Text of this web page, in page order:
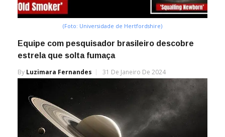
(Foto: Universidade de Hertfordshire)
Equipe com pesquisador brasileiro descobre
estrela que solta fumaça
By Luzimara Fernandes 31 De Janeiro De 2024